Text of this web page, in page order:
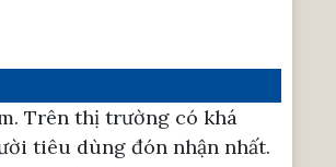
Trên thị trường có khá
tiêu dùng đón nhận nhất.